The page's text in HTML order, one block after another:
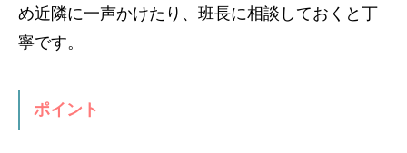
め近隣に一声かけたり、班長に相談しておくと丁
寧です。
ポイント